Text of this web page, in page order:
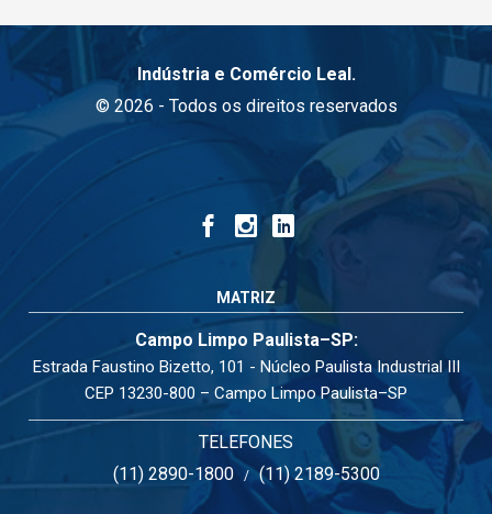
Indústria e Comércio Leal.
© 2026 - Todos os direitos reservados
MATRIZ
Campo Limpo Paulista–SP:
Estrada Faustino Bizetto, 101 - Núcleo Paulista Industrial III
CEP 13230-800 – Campo Limpo Paulista–SP
TELEFONES
(11) 2890-1800/(11) 2189-5300